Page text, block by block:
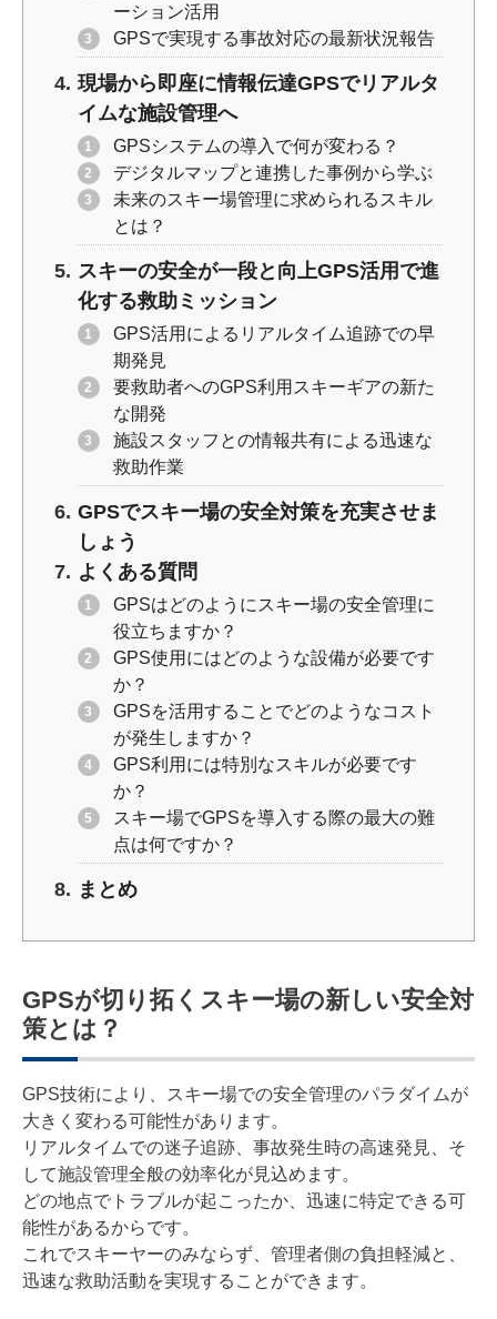
ーション活用
GPSで実現する事故対応の最新状況報告
現場から即座に情報伝達GPSでリアルタ
イムな施設管理へ
GPSシステムの導入で何が変わる？
デジタルマップと連携した事例から学ぶ
未来のスキー場管理に求められるスキル
とは？
スキーの安全が一段と向上GPS活用で進
化する救助ミッション
GPS活用によるリアルタイム追跡での早
期発見
要救助者へのGPS利用スキーギアの新た
な開発
施設スタッフとの情報共有による迅速な
救助作業
GPSでスキー場の安全対策を充実させま
しょう
よくある質問
GPSはどのようにスキー場の安全管理に
役立ちますか？
GPS使用にはどのような設備が必要です
か？
GPSを活用することでどのようなコスト
が発生しますか？
GPS利用には特別なスキルが必要です
か？
スキー場でGPSを導入する際の最大の難
点は何ですか？
まとめ
GPSが切り拓くスキー場の新しい安全対
策とは？
GPS技術により、スキー場での安全管理のパラダイムが
大きく変わる可能性があります。
リアルタイムでの迷子追跡、事故発生時の高速発見、そ
して施設管理全般の効率化が見込めます。
どの地点でトラブルが起こったか、迅速に特定できる可
能性があるからです。
これでスキーヤーのみならず、管理者側の負担軽減と、
迅速な救助活動を実現することができます。